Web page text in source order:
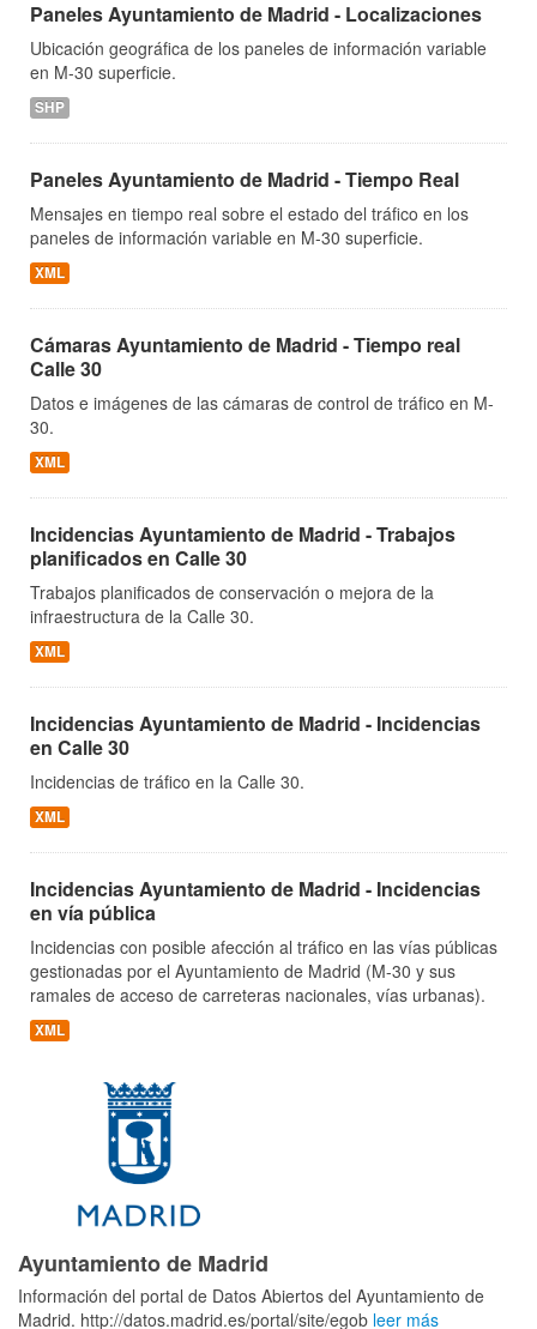
Paneles Ayuntamiento de Madrid - Localizaciones
Ubicación geográfica de los paneles de información variable
en M-30 superficie.
SHP
Paneles Ayuntamiento de Madrid - Tiempo Real
Mensajes en tiempo real sobre el estado del tráfico en los
paneles de información variable en M-30 superficie.
XML
Cámaras Ayuntamiento de Madrid - Tiempo real
Calle 30
Datos e imágenes de las cámaras de control de tráfico en M-
30.
XML
Incidencias Ayuntamiento de Madrid - Trabajos
planificados en Calle 30
Trabajos planificados de conservación o mejora de la
infraestructura de la Calle 30.
XML
Incidencias Ayuntamiento de Madrid - Incidencias
en Calle 30
Incidencias de tráfico en la Calle 30.
XML
Incidencias Ayuntamiento de Madrid - Incidencias
en vía pública
Incidencias con posible afección al tráfico en las vías públicas
gestionadas por el Ayuntamiento de Madrid (M-30 y sus
ramales de acceso de carreteras nacionales, vías urbanas).
XML
Ayuntamiento de Madrid
Información del portal de Datos Abiertos del Ayuntamiento de
Madrid. http://datos.madrid.es/portal/site/egob leer más